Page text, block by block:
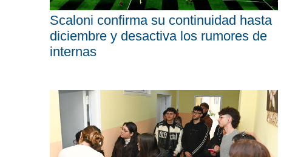
Scaloni confirma su continuidad hasta
diciembre y desactiva los rumores de
internas